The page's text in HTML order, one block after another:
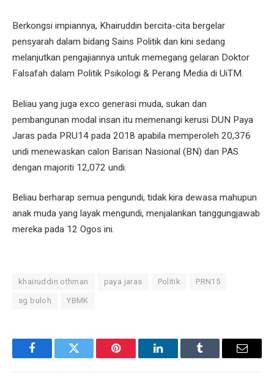
Berkongsi impiannya, Khairuddin bercita-cita bergelar
pensyarah dalam bidang Sains Politik dan kini sedang
melanjutkan pengajiannya untuk memegang gelaran Doktor
Falsafah dalam Politik Psikologi & Perang Media di UiTM.
Beliau yang juga exco generasi muda, sukan dan
pembangunan modal insan itu memenangi kerusi DUN Paya
Jaras pada PRU14 pada 2018 apabila memperoleh 20,376
undi menewaskan calon Barisan Nasional (BN) dan PAS
dengan majoriti 12,072 undi.
Beliau berharap semua pengundi, tidak kira dewasa mahupun
anak muda yang layak mengundi, menjalankan tanggungjawab
mereka pada 12 Ogos ini.
khairuddin othman paya jaras Politik PRN15
sg buloh YBMK
FacebookTwitter Pinterest LinkedInTumblr Email